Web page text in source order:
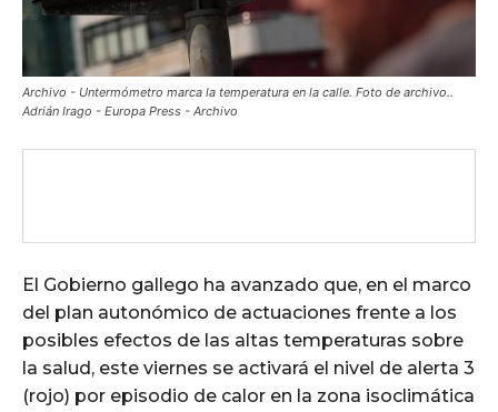
Archivo - Untermómetro marca la temperatura en la calle. Foto de archivo..
Adrián Irago - Europa Press - Archivo
El Gobierno gallego ha avanzado que, en el marco
del plan autonómico de actuaciones frente a los
posibles efectos de las altas temperaturas sobre
la salud, este viernes se activará el nivel de alerta 3
(rojo) por episodio de calor en la zona isoclimática